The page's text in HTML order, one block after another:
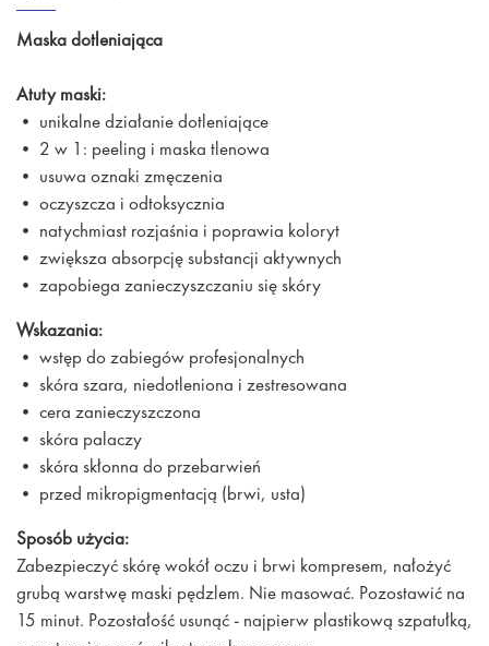
Maska dotleniająca
Atuty maski:
• unikalne działanie dotleniające
• 2 w 1: peeling i maska tlenowa
• usuwa oznaki zmęczenia
• oczyszcza i odtoksycznia
• natychmiast rozjaśnia i poprawia koloryt
• zwiększa absorpcję substancji aktywnych
• zapobiega zanieczyszczaniu się skóry
Wskazania:
• wstęp do zabiegów profesjonalnych
• skóra szara, niedotleniona i zestresowana
• cera zanieczyszczona
• skóra palaczy
• skóra skłonna do przebarwień
• przed mikropigmentacją (brwi, usta)
Sposób użycia:
Zabezpieczyć skórę wokół oczu i brwi kompresem, nałożyć
grubą warstwę maski pędzlem. Nie masować. Pozostawić na
15 minut. Pozostałość usunąć - najpierw plastikową szpatułką,